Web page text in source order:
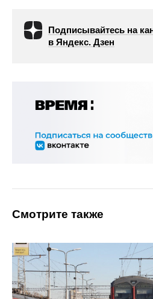
Подписывайтесь на
в Яндекс. Дзен
Смотрите также